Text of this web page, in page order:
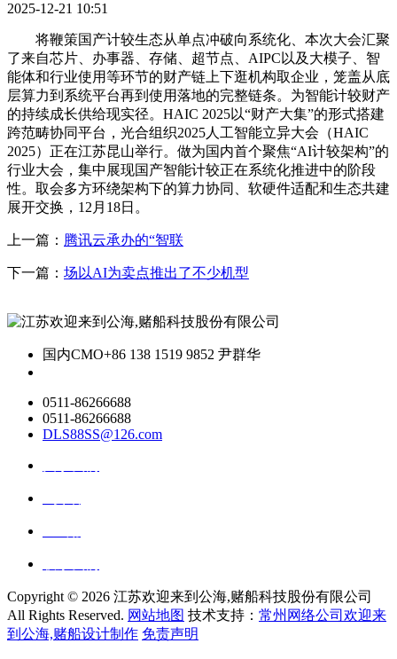
2025-12-21 10:51
将鞭策国产计较生态从单点冲破向系统化、本次大会汇聚
了来自芯片、办事器、存储、超节点、AIPC以及大模子、智
能体和行业使用等环节的财产链上下逛机构取企业，笼盖从底
层算力到系统平台再到使用落地的完整链条。为智能计较财产
的持续成长供给现实径。HAIC 2025以“财产大集”的形式搭建
跨范畴协同平台，光合组织2025人工智能立异大会（HAIC
2025）正在江苏昆山举行。做为国内首个聚焦“AI计较架构”的
行业大会，集中展现国产智能计较正在系统化推进中的阶段
性。取会多方环绕架构下的算力协同、软硬件适配和生态共建
展开交换，12月18日。
上一篇： 腾讯云承办的“智联
下一篇： 场以AI为卖点推出了不少机型
国内CMO+86 138 1519 9852 尹群华
0511-86266688
0511-86266688
DLS88SS@126.com
Copyright © 2026 江苏欢迎来到公海,赌船科技股份有限公司
All Rights Reserved. 网站地图 技术支持： 常州网络公司欢迎来
到公海,赌船设计制作 免责声明